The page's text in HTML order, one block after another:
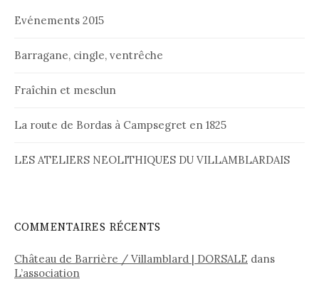
Evénements 2015
Barragane, cingle, ventrêche
Fraîchin et mesclun
La route de Bordas à Campsegret en 1825
LES ATELIERS NEOLITHIQUES DU VILLAMBLARDAIS
COMMENTAIRES RÉCENTS
Château de Barrière / Villamblard | DORSALE dans
L’association